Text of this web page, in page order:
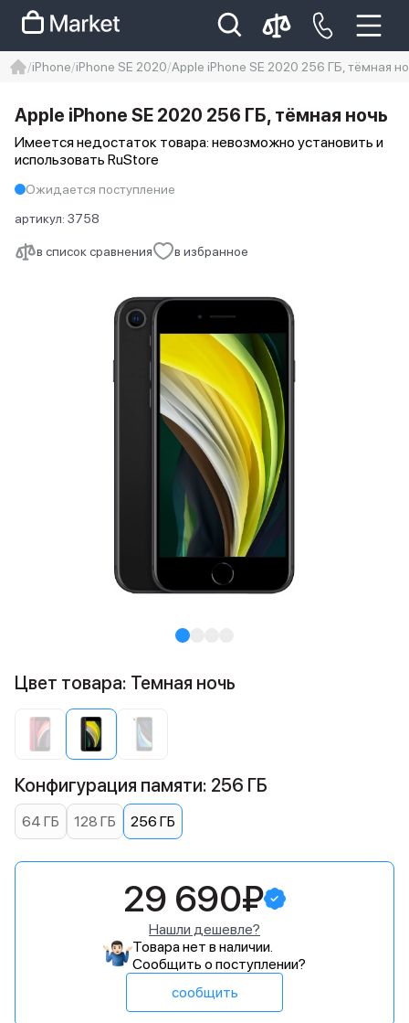
Iphone 14 pro max
айфон 14
iPhone iPhone SE 2020 Apple iPhone SE 2020 256 ГБ, тёмная
в список сравнения в избранное
Apple iPhone SE 2020 256 ГБ, тёмная ночь
Имеется недостаток товара: невозможно установить и
использовать RuStore
Ожидается поступление
артикул: 3758
Цвет товара: Темная ночь
Конфигурация памяти: 256 ГБ
64 ГБ 128 ГБ 256 ГБ
29 690₽
Нашли дешевле?
Товара нет в наличии.
Сообщить о поступлении?
сообщить